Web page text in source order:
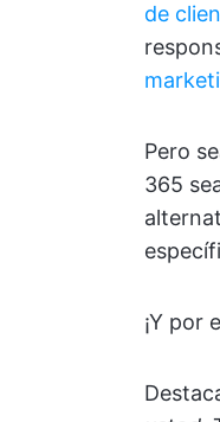
de
Pero
365
¡Y por